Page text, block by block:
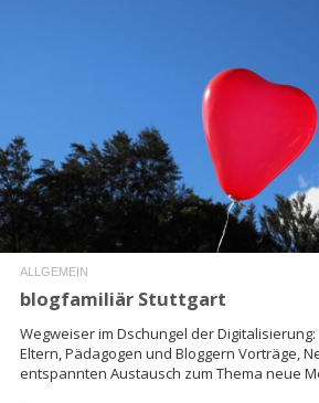
READ MORE
ALLGEMEIN
blogfamiliär Stuttgart
Wegweiser im Dschungel der
Eltern, Pädagogen und Bloggern Vorträge,
entspannten Austausch zum Thema neue